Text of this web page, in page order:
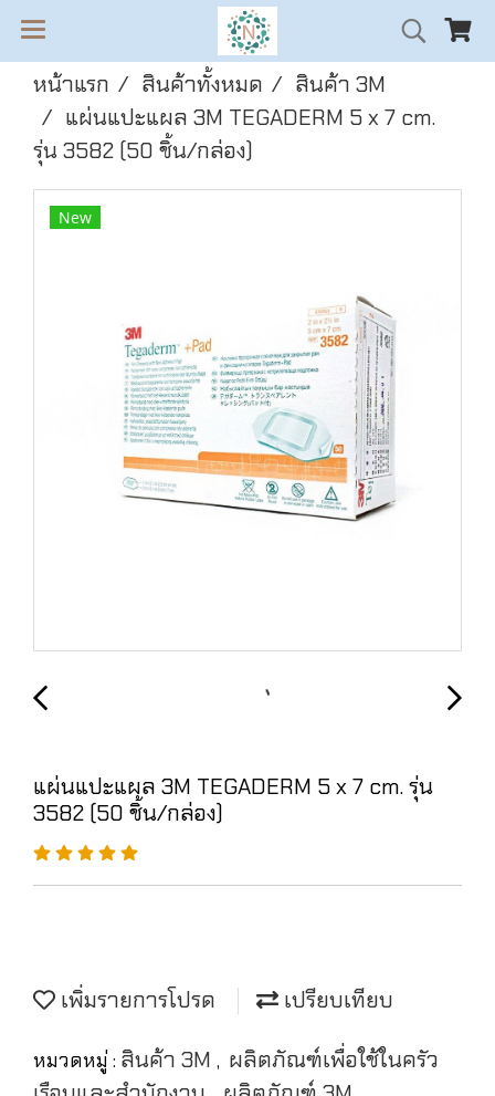
หน้าแรก สินค้าทั้งหมด
สินค้า 3M
แผ่นแปะแผล 3M TEGADERM 5 x 7 cm.
รุ่น 3582 (50 ชิ้น/กล่อง)
New
แผ่นแปะแผล 3M TEGADERM 5 x 7 cm. รุ่น
3582 (50 ชิ้น/กล่อง)
เพิ่มรายการโปรด เปรียบเทียบ
หมวดหมู่ : สินค้า 3M , ผลิตภัณฑ์เพื่อใช้ในครัว